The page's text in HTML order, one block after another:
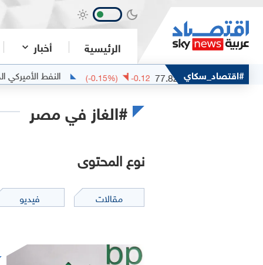
الرئيسية أخبار
#اقتصاد_سكاي
خام مربان 77.82
-0.12
(-0.15%) النفط الأميركي الخفيف
#الغاز في مصر
نوع المحتوى
مقالات فيديو